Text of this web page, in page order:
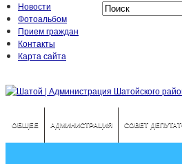
Новости
Фотоальбом
Прием граждан
Контакты
Карта сайта
ОБЩЕЕ АДМИНИСТРАЦИЯ СОВЕТ